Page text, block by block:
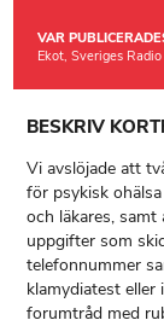
VAR
Ekot, Sveriges Radio
BESKRIV
Vi avslöjade att
för psykisk
och läkares,
uppgifter som
telefonnummer
klamydiatest eller
forumtråd med